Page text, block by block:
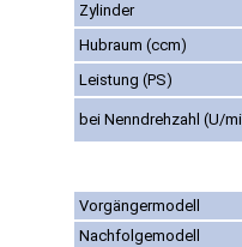
Zylinder
Hubraum (ccm)
Leistung (PS)
bei Nenndrehzahl (U/
Vorgängermodell
Nachfolgemodell